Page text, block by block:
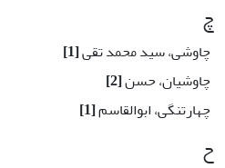
چ
چاوشی، سید محمد تقی[1]
چاوشیان، حسن[2]
چهارتنگی، ابوالقاسم[1]
ح